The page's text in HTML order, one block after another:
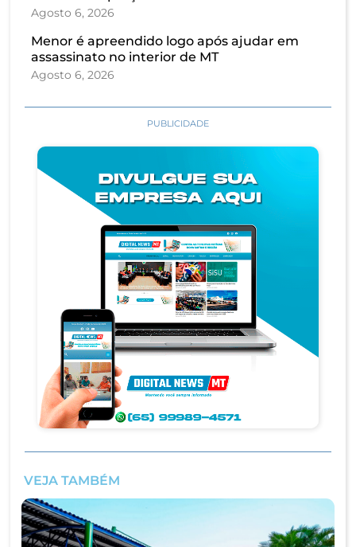
Agosto 6, 2026
Menor é apreendido logo após ajudar em
assassinato no interior de MT
Agosto 6, 2026
PUBLICIDADE
VEJA TAMBÉM